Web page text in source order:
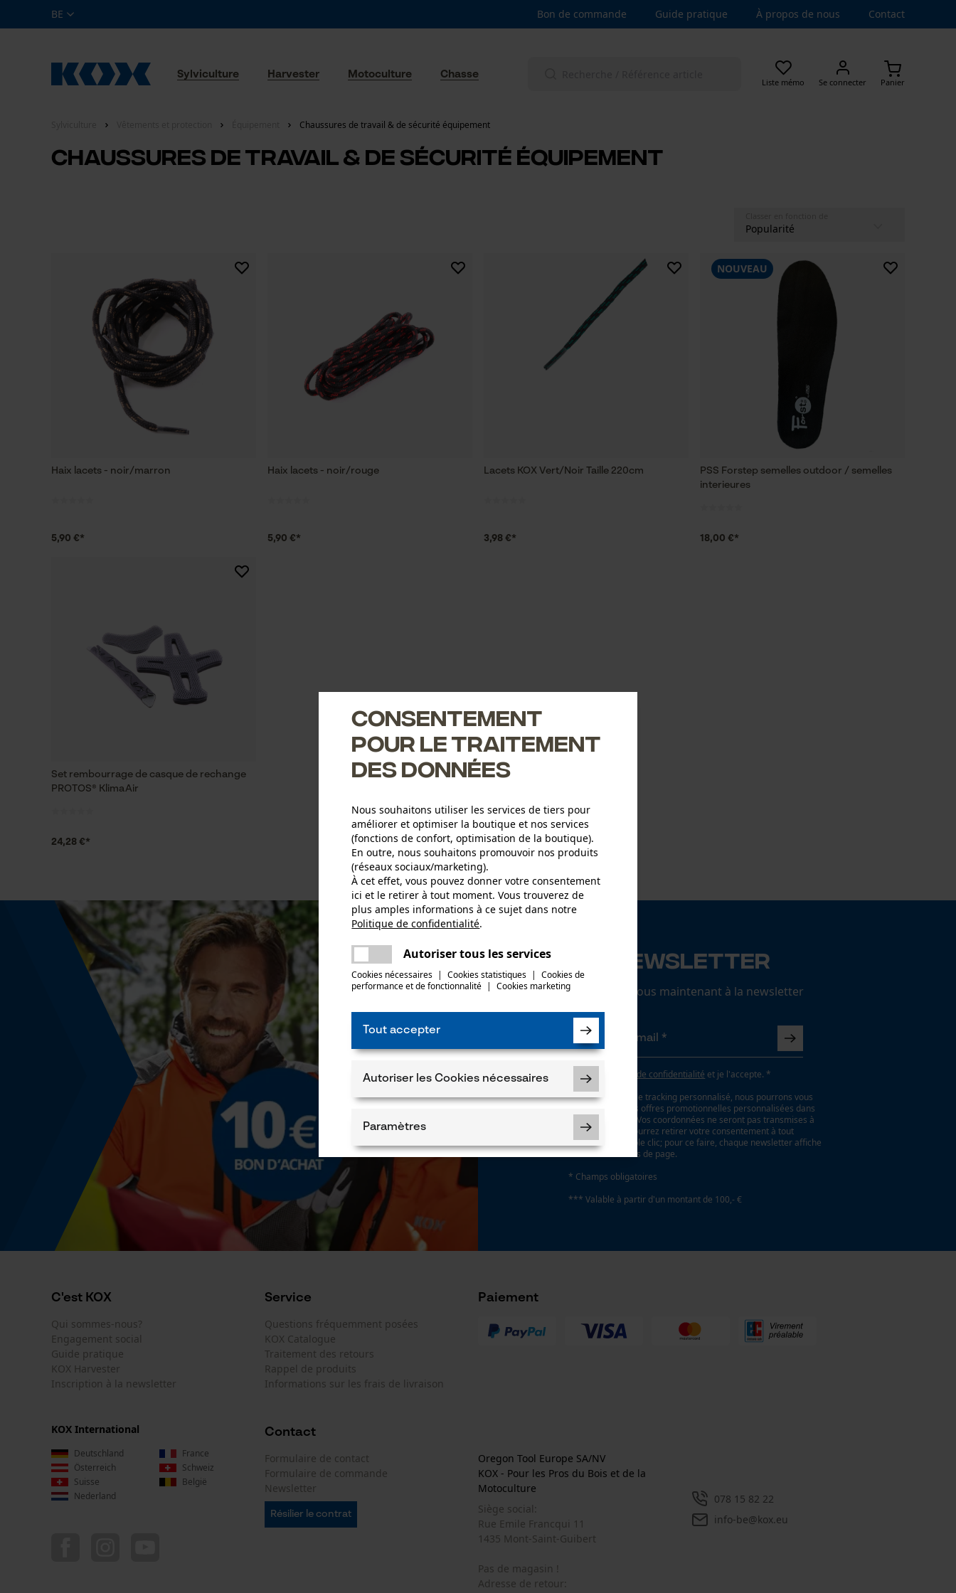
BE Bon de commande Guide pratique À propos de nous Contact
Liste mémo Se connecter Panier
Sylviculture Harvester Motoculture Chasse
Chaussures de travail & de sécurité équipement
Chaussures de travail & de sécurité équipement
Haix lacets - noir/marron
5,90 €*
Haix lacets - noir/rouge
5,90 €*
Lacets KOX Vert/Noir Taille 220cm
3,98 €*
PSS Forstep semelles outdoor / semelles
interieures
NOUVEAU
18,00 €*
Set rembourrage de casque de rechange
PROTOS® KlimaAir
24,28 €*
Newsletter
Abonnez-vous maintenant à la newsletter
J'ai lu la politique de confidentialité et je l'accepte. *
Si vous acceptez le tracking personnalisé, nous pourrons vous
faire parvenir des offres promotionnelles personnalisées dans
notre newsletter. Vos coordonnées ne seront pas transmises à
des tiers. Vous pourrez retirer votre consentement à tout
moment sur simple clic; pour ce faire, chaque newsletter affiche
un lien tout en bas de page.
* Champs obligatoires
*** Valable à partir d'un montant de 100,- €
C'est KOX
Qui sommes-nous?
Engagement social
Guide pratique
KOX Harvester
Inscription à la newsletter
Service
Questions fréquemment posées
KOX Catalogue
Traitement des retours
Rappel de produits
Informations sur les frais de livraison
Paiement
Contact
Formulaire de contact
Formulaire de commande
Newsletter
Résilier le contrat
Oregon Tool Europe SA/NV
KOX - Pour les Pros du Bois et de la
Motoculture
Siège social:
Rue Emile Francqui 11
1435 Mont-Saint-Guibert
Pas de magasin !
Adresse de retour:
078 15 82 22
info-be@kox.eu
KOX International
Deutschland
France
Österreich
Schweiz
Suisse
België
Nederland
Consentement
pour le traitement
des données
Nous souhaitons utiliser les services de tiers pour
améliorer et optimiser la boutique et nos services
(fonctions de confort, optimisation de la boutique).
En outre, nous souhaitons promouvoir nos produits
(réseaux sociaux/marketing).
À cet effet, vous pouvez donner votre consentement
ici et le retirer à tout moment. Vous trouverez de
plus amples informations à ce sujet dans notre
Politique de confidentialité.
Autoriser tous les services
Cookies nécessaires | Cookies statistiques |
Cookies de
performance et de fonctionnalité | Cookies marketing
Tout accepter
Autoriser les Cookies nécessaires
Paramètres
Cookies nécessaires
Sauvegarder les préférences pour
traitement des données
Mouseflow Web Analytics Tool
Fact-Finder Tracking
Une erreur s'est produite. Veuillez essayer
encore.
partager